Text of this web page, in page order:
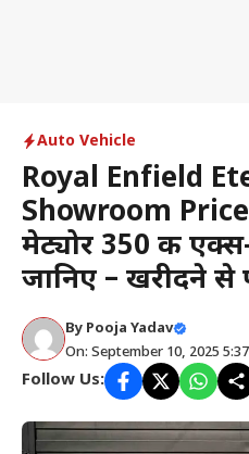
Auto Vehicle
Royal Enfield
Showroom Price
मेट्योर 350 की
जानिए – खरीदने
By Pooja Yadav
On: September 10, 2025
Follow Us: